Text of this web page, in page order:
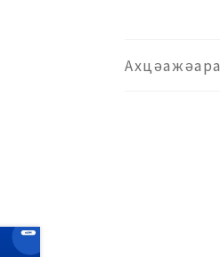
Ахцәажәара